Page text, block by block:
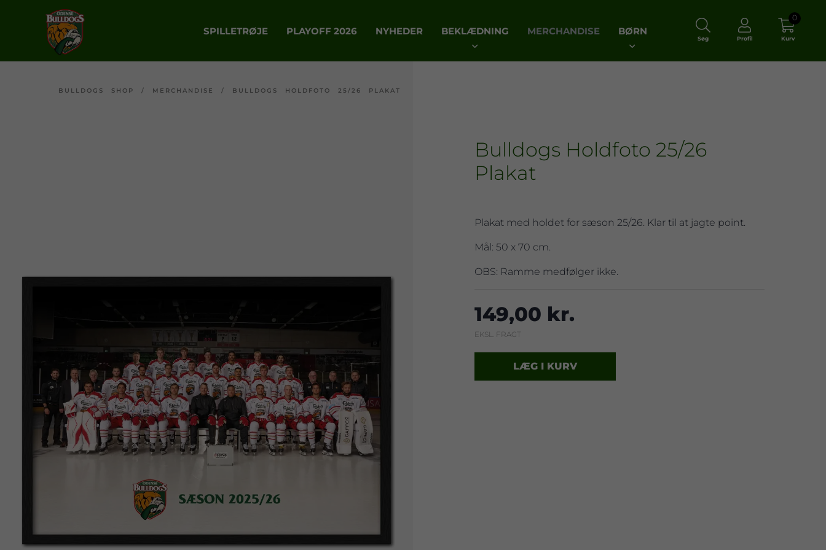
SPILLETRØJE PLAYOFF 2026 NYHEDER BEKLÆDNING MERCHANDISE BØRN
Søg Profil Kurv
0
BULLDOGS SHOP / MERCHANDISE / BULLDOGS HOLDFOTO 25/26 PLAKAT
Bulldogs Holdfoto 25/26
Plakat
Plakat med holdet for sæson 25/26. Klar til at jagte point.
Mål: 50 x 70 cm.
OBS: Ramme medfølger ikke.
149,00 kr.
EKSL. FRAGT
LÆG I KURV